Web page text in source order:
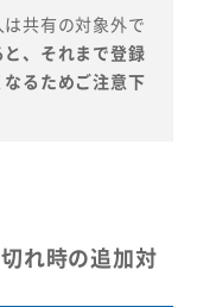
共有の対象外で
、それまで登録
るためご注意下
れ時の追加対